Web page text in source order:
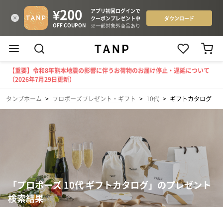
【重要】令和8年熊本地震の影響に伴うお荷物のお届け停止・遅延について
（2026年7月29日更新）
タンプホーム > プロポーズプレゼント・ギフト > 10代 > ギフトカタログ
「プロポーズ 10代 ギフトカタログ」のプレゼント
検索結果